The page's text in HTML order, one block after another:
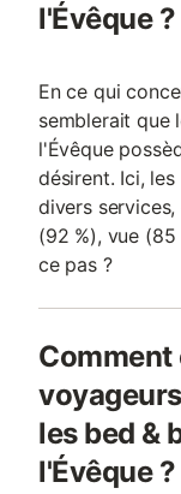
l'Évêque ?
En ce qui
semblerait que
l'Évêque
désirent. Ici,
divers
(92 %), vue
ce pas ?
les bed &
l'Évêque ?